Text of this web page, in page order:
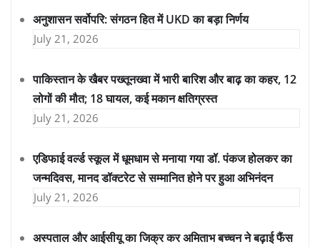
अनुशासन सर्वोपरि: संगठन हित में UKD का बड़ा निर्णय
July 21, 2026
पाकिस्तान के खैबर पख्तूनख्वा में भारी बारिश और बाढ़ का कहर, 12
लोगों की मौत; 18 घायल, कई मकान क्षतिग्रस्त
July 21, 2026
एडिफाई वर्ल्ड स्कूल में धूमधाम से मनाया गया डॉ. पंकज होलकर का
जन्मदिवस, मानद डॉक्टरेट से सम्मानित होने पर हुआ अभिनंदन
July 21, 2026
अस्पताल और आईसीयू का जिक्र कर अमिताभ बच्चन ने बढ़ाई फैंस